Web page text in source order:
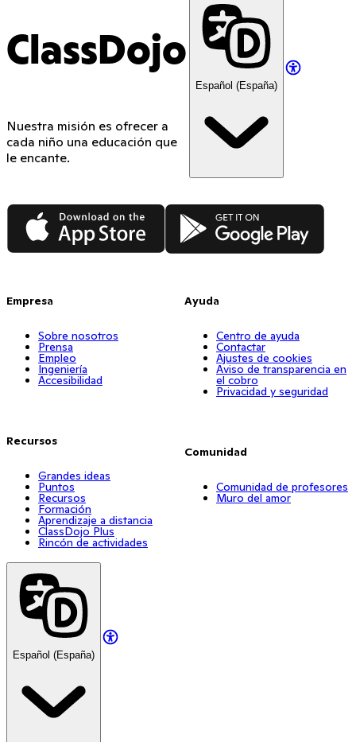
ClassDojo
Nuestra misión es ofrecer a
cada niño una educación que
le encante.
Español (España)
App Store Google Play
Empresa
Sobre nosotros
Prensa
Empleo
Ingeniería
Accesibilidad
Recursos
Grandes ideas
Puntos
Recursos
Formación
Aprendizaje a distancia
ClassDojo Plus
Rincón de actividades
Ayuda
Centro de ayuda
Contactar
Ajustes de cookies
Aviso de transparencia en
el cobro
Privacidad y seguridad
Comunidad
Comunidad de profesores
Muro del amor
Español (España)